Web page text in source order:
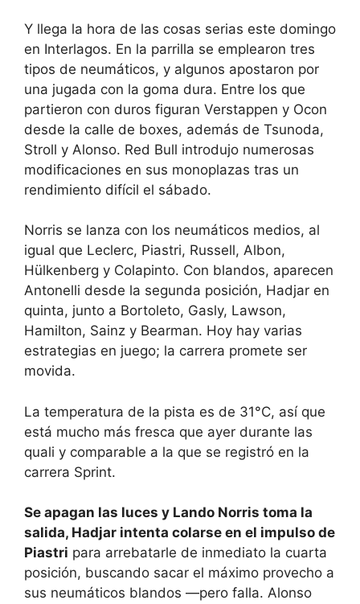
Y llega la hora de las cosas serias este domingo
en Interlagos. En la parrilla se emplearon tres
tipos de neumáticos, y algunos apostaron por
una jugada con la goma dura. Entre los que
partieron con duros figuran Verstappen y Ocon
desde la calle de boxes, además de Tsunoda,
Stroll y Alonso. Red Bull introdujo numerosas
modificaciones en sus monoplazas tras un
rendimiento difícil el sábado.
Norris se lanza con los neumáticos medios, al
igual que Leclerc, Piastri, Russell, Albon,
Hülkenberg y Colapinto. Con blandos, aparecen
Antonelli desde la segunda posición, Hadjar en
quinta, junto a Bortoleto, Gasly, Lawson,
Hamilton, Sainz y Bearman. Hoy hay varias
estrategias en juego; la carrera promete ser
movida.
La temperatura de la pista es de 31°C, así que
está mucho más fresca que ayer durante las
quali y comparable a la que se registró en la
carrera Sprint.
Se apagan las luces y Lando Norris toma la
salida, Hadjar intenta colarse en el impulso de
Piastri para arrebatarle de inmediato la cuarta
posición, buscando sacar el máximo provecho a
sus neumáticos blandos —pero falla. Alonso